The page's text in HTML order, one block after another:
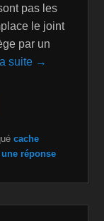
pas les
le joint
par un
la suite →
ar cache
réponse